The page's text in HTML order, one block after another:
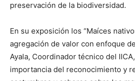
preservación de la biodiversidad.
En su exposición los “Maíces
agregación de valor con enfoque
Ayala, Coordinador técnico del
importancia del reconocimiento y